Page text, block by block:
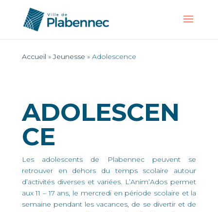
Accueil »Jeunesse » Adolescence
ADOLESCEN
CE
Les adolescents de Plabennec peuvent se
retrouver en dehors du temps scolaire autour
d’activités diverses et variées. L’Anim’Ados permet
aux 11 – 17 ans, le mercredi en période scolaire et la
semaine pendant les vacances, de se divertir et de